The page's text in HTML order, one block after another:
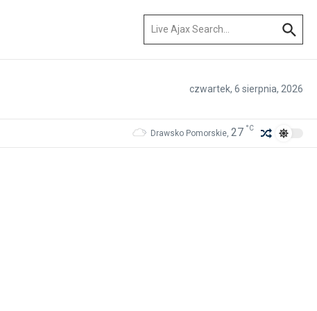
czwartek, 6 sierpnia, 2026
Drawsko Pomorskie, 27 °C